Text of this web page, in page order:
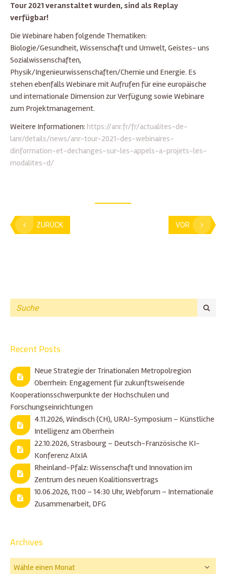
Tour 2021 veranstaltet wurden, sind als Replay
verfügbar!
Die Webinare haben folgende Thematiken:
Biologie/Gesundheit, Wissenschaft und Umwelt, Geistes- uns
Sozialwissenschaften,
Physik/Ingenieurwissenschaften/Chemie und Energie. Es
stehen ebenfalls Webinare mit Aufrufen für eine europäische
und internationale Dimension zur Verfügung sowie Webinare
zum Projektmanagement.
Weitere Informationen: https://anr.fr/fr/actualites-de-
lanr/details/news/anr-tour-2021-des-webinaires-
dinformation-et-dechanges-sur-les-appels-a-projets-les-
modalites-d/
ZURÜCK VOR
Recent Posts
Neue Strategie der Trinationalen Metropolregion
Oberrhein: Engagement für zukunftsweisende
Kooperationsschwerpunkte der Hochschulen und
Forschungseinrichtungen
4.11.2026, Windisch (CH), URAI-Symposium – Künstliche
Intelligenz am Oberrhein
22.10.2026, Strasbourg – Deutsch-Französische KI-
Konferenz AIxIA
Rheinland-Pfalz: Wissenschaft und Innovation im
Zentrum des neuen Koalitionsvertrags
10.06.2026, 11:00 – 14:30 Uhr, Webforum – Internationale
Zusammenarbeit, DFG
Archives